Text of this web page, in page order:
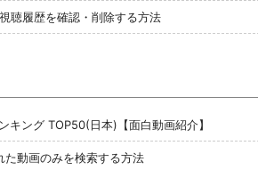
聴履歴を確認・削除する方法
キング TOP50(日本)【面白動画紹介】
動画のみを検索する方法